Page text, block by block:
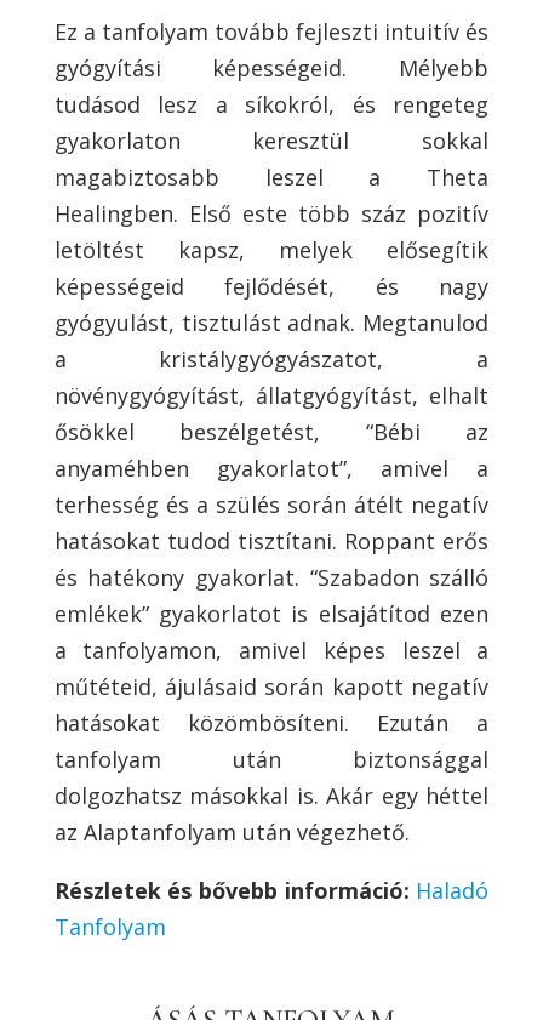
Ez a tanfolyam tovább fejleszti intuitív és
gyógyítási képességeid. Mélyebb
tudásod lesz a síkokról, és rengeteg
gyakorlaton keresztül sokkal
magabiztosabb leszel a Theta
Healingben. Első este több száz pozitív
letöltést kapsz, melyek elősegítik
képességeid fejlődését, és nagy
gyógyulást, tisztulást adnak. Megtanulod
a kristálygyógyászatot, a
növénygyógyítást, állatgyógyítást, elhalt
ősökkel beszélgetést, “Bébi az
anyaméhben gyakorlatot”, amivel a
terhesség és a szülés során átélt negatív
hatásokat tudod tisztítani. Roppant erős
és hatékony gyakorlat. “Szabadon szálló
emlékek” gyakorlatot is elsajátítod ezen
a tanfolyamon, amivel képes leszel a
műtéteid, ájulásaid során kapott negatív
hatásokat közömbösíteni. Ezután a
tanfolyam után biztonsággal
dolgozhatsz másokkal is. Akár egy héttel
az Alaptanfolyam után végezhető.
Részletek és bővebb információ: Haladó
Tanfolyam